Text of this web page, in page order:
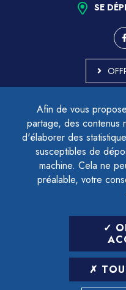
Afin de vous
partage, des contenus
d'élaborer des
susceptibles de
machine. Cela ne
préalable, votre
SE
ACCESSIBILITÉ -
CONTACTER LE
LETTRE
SAISIR
POUR